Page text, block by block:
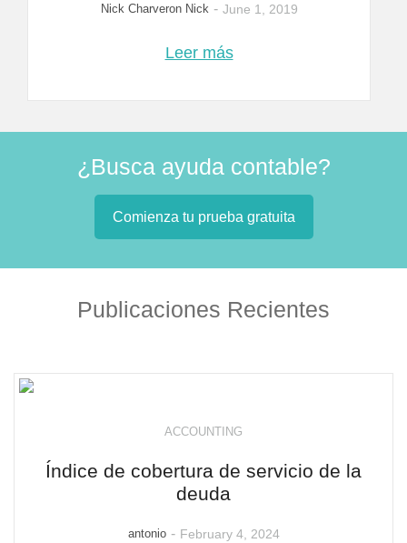
Nick Charveron Nick - June 1, 2019
Leer más
¿Busca ayuda contable?
Comienza tu prueba gratuita
Publicaciones Recientes
ACCOUNTING
Índice de cobertura de servicio de la
deuda
antonio - February 4, 2024